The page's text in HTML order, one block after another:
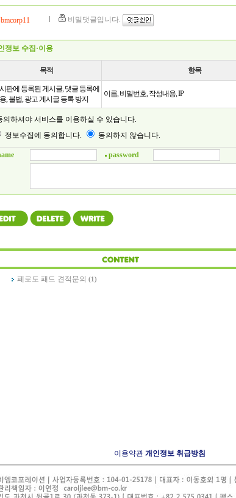
bmcorp11 비밀댓글입니다.
정보 수집·이용
목적 항목
판에 등록된 게시글, 댓글 등록에
, 불법, 광고 게시글 등록 방지
이름, 비밀번호, 작성내용, IP
의하셔야 서비스를 이용하실 수 있습니다.
정보수집에 동의합니다.
동의하지 않습니다.
password
페로도 패드 견적문의 (1)
이용약관 개인정보 취급방침